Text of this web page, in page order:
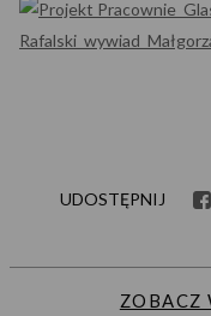
UDOSTĘPNIJ
ZOBACZ